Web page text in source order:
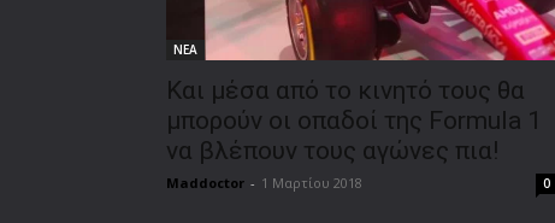
ΝΕΑ
Και μέσα από το κινητό τους θα
μπορούν οι οπαδοί της Formula 1
να βλέπουν τους αγώνες πια!
Maddoctor - 1 Μαρτίου 2018 0